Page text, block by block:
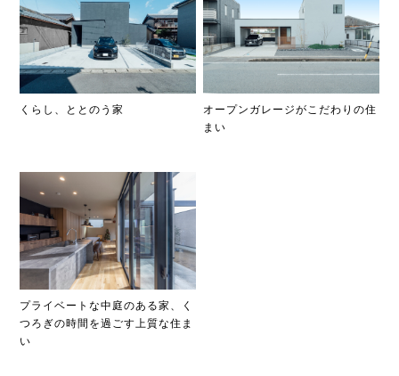
くらし、ととのう家
オープンガレージがこだわりの住
まい
プライベートな中庭のある家、く
つろぎの時間を過ごす上質な住ま
い